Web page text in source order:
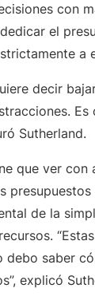
con
el
a
decir
Es
Sutherland.
que ver con
de la
debo saber
explicó